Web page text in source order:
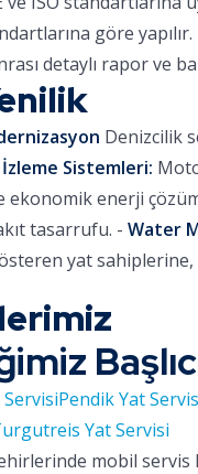
göre
detaylı rapor ve
Denizcilik
Sistemleri:
ekonomik enerji
tasarrufu. - Water
yat
Pendik Yat
Yat Servisi
mobil